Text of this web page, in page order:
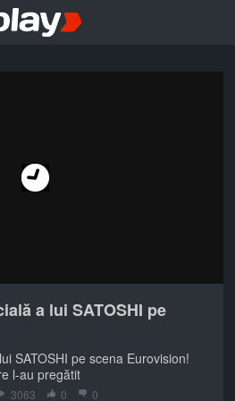
a lui SATOSHI pe
SATOSHI pe scena Eurovision!
l-au pregătit
3063 0 0